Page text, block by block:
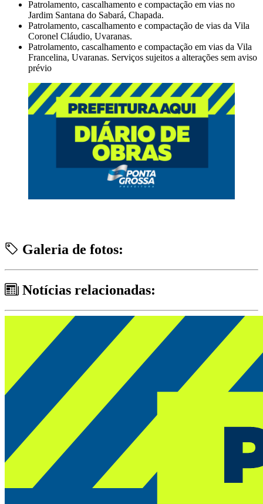
Patrolamento, cascalhamento e compactação em vias no
Jardim Santana do Sabará, Chapada.
Patrolamento, cascalhamento e compactação de vias da Vila
Coronel Cláudio, Uvaranas.
Patrolamento, cascalhamento e compactação em vias da Vila
Francelina, Uvaranas. Serviços sujeitos a alterações sem aviso
prévio
Galeria de fotos:
Notícias relacionadas: